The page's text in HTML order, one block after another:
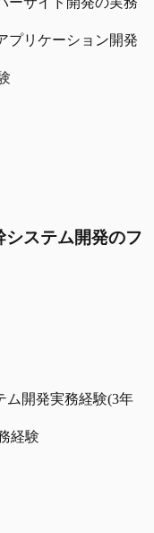
プリケーション開発
システム開発のフ
ム開発実務経験(3年
経験